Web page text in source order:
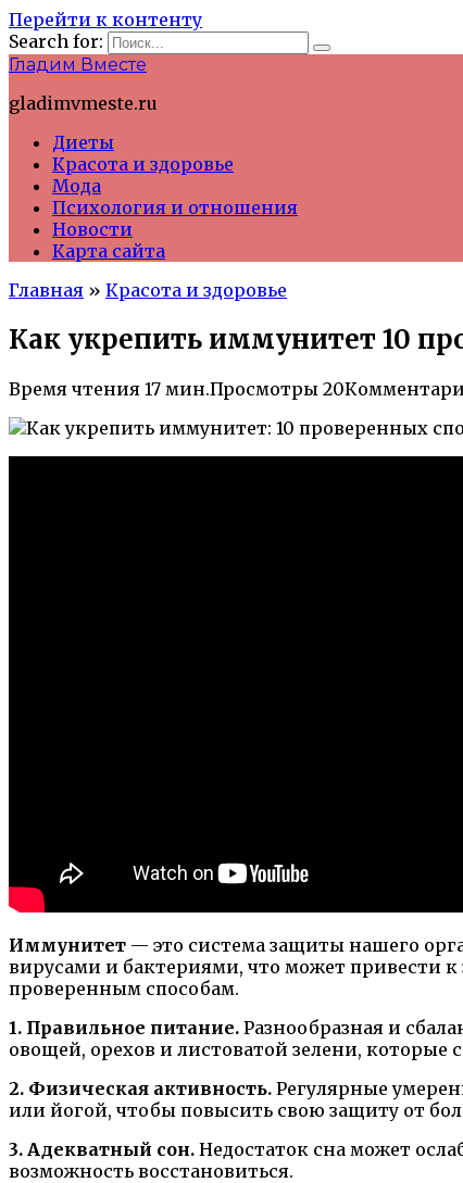
Перейти к контенту
Search for:
Гладим Вместе
gladimvmeste.ru
Диеты
Красота и здоровье
Мода
Психология и отношения
Новости
Карта сайта
Главная » Красота и здоровье
Как укрепить иммунитет 10
Время чтения 17 мин.Просмотры 20
Иммунитет — это система защиты нашего
вирусами и бактериями, что может привести к
проверенным способам.
1. Правильное питание. Разнообразная и
овощей, орехов и листоватой зелени,
2. Физическая активность. Регулярные
или йогой, чтобы повысить свою защиту от
3. Адекватный сон. Недостаток сна может
возможность восстановиться.